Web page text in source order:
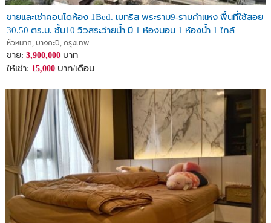
ขายและเช่าคอนโดห้อง 1Bed. เมทริส พระราม9-รามคำแหง พื้นที่ใช้สอย
30.50 ตร.ม. ชั้น10 วิวสระว่ายน้ำ มี 1 ห้องนอน 1 ห้องน้ำ 1 ใกล้
ถ.พัฒนาการทางพิเศษศรีรัช
หัวหมาก, บางกะปิ, กรุงเทพ
ขาย: 3,900,000 บาท
ให้เช่า: 15,000 บาท/เดือน